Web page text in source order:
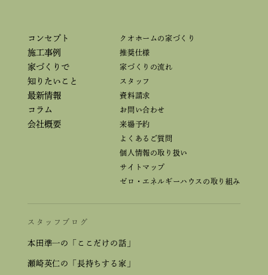
コンセプト
施工事例
家づくりで
知りたいこと
最新情報
コラム
会社概要
クオホームの家づくり
推奨仕様
家づくりの流れ
スタッフ
資料請求
お問い合わせ
来場予約
よくあるご質問
個人情報の取り扱い
サイトマップ
ゼロ・エネルギーハウスの取り組み
スタッフブログ
本田準一の「ここだけの話」
瀬崎英仁の「長持ちする家」